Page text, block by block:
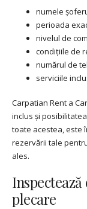
numele
perioada
nivelul de
condițiile de
numărul de
serviciile
Carpatian Rent a
inclus și
toate acestea, este
rezervării tale
ales.
plecare